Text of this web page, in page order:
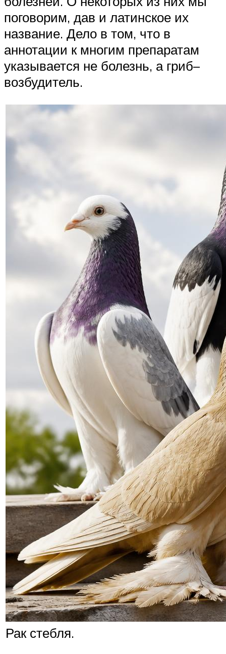
поговорим, дав и латинское их
название. Дело в том, что в
аннотации к многим препаратам
указывается не болезнь, а гриб–
возбудитель.
Рак стебля.